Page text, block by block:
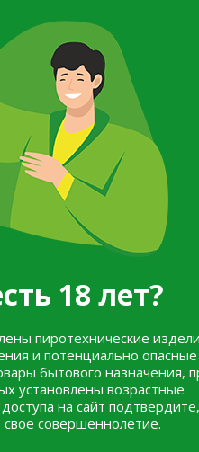
18 лет?
пиротехнические
и потенциально опасные
бытового назначения,
установлены возрастные
на сайт подтвердите,
свое совершеннолетие.
– на срезку и для
Соцветия густомахровые,
Цветение обильное и
хоро-шо